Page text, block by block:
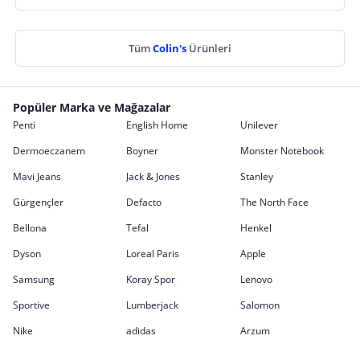
TümColin's Ürünleri
Popüler Marka ve Mağazalar
Penti English Home
Unilever
Dermoeczanem
Boyner
Monster Notebook
Mavi Jeans
Jack & Jones
Stanley
Gürgençler
Defacto
The North Face
Bellona
Tefal
Henkel
Dyson
Loreal Paris
Apple
Samsung
Koray Spor
Lenovo
Sportive
Lumberjack
Salomon
Nike
adidas Arzum